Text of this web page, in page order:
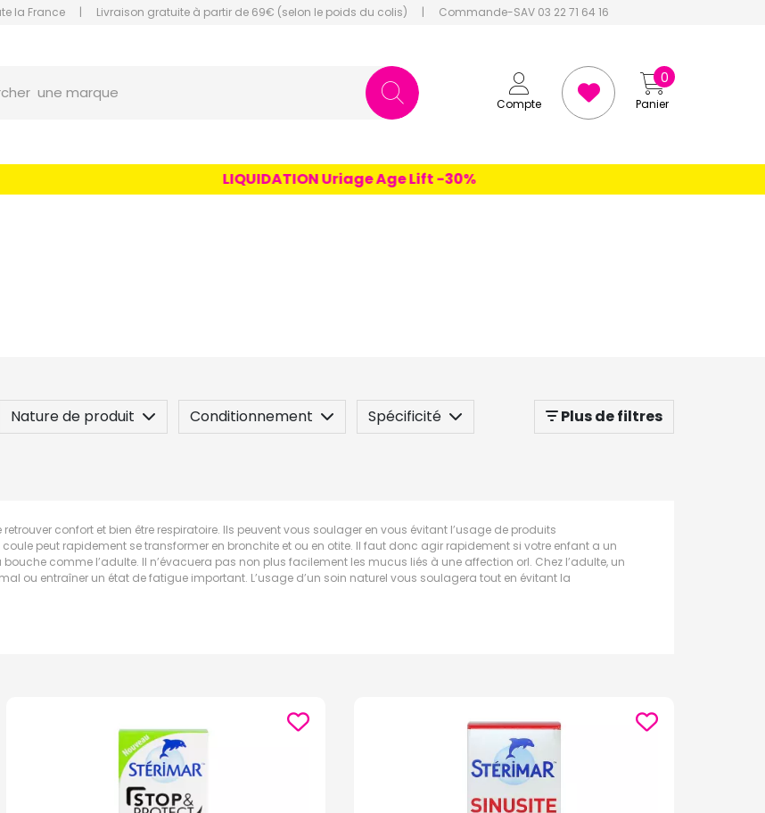
la France | Livraison gratuite à partir de 69€ (selon le poids du colis) | Commande-SAV 03 22 71 64 16
Compte Panier
0
un conseil
une marque
LIQUIDATION Uriage Age Lift -30%
Nature de produit Conditionnement
Spécificité
Plus de filtres
confort et bien être respiratoire. Ils peuvent vous soulager en vous évitant l’usage de produits
peut rapidement se transformer en bronchite et ou en otite. Il faut donc agir rapidement si votre enfant a un
bouche comme l’adulte. Il n’évacuera pas non plus facilement les mucus liés à une affection orl. Chez l’adulte, un
ou entraîner un état de fatigue important. L’usage d’un soin naturel vous soulagera tout en évitant la